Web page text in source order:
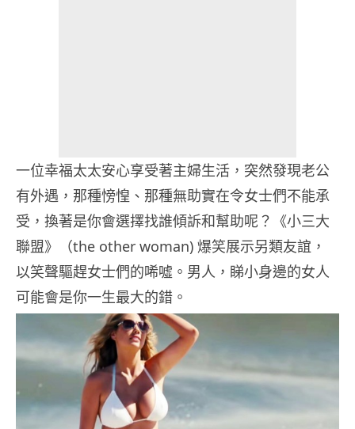
一位幸福太太安心享受著主婦生活，突然發現老公
有外遇，那種㥬惶、那種無助實在令女士們不能承
受，換著是你會選擇找誰傾訴和幫助呢？《小三大
聯盟》（the other woman) 爆笑展示另類友誼，
以笑聲驅趕女士們的唏噓。男人，睇小身邊的女人
可能會是你一生最大的錯。